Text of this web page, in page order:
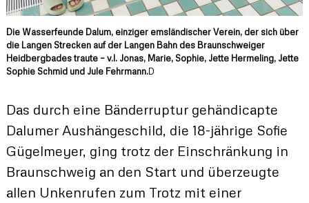
Die Wasserfeunde Dalum, einziger emsländischer Verein, der sich über
die Langen Strecken auf der Langen Bahn des Braunschweiger
Heidbergbades traute – v.l. Jonas, Marie, Sophie, Jette Hermeling, Jette
Sophie Schmid und Jule Fehrmann.D
Das durch eine Bänderruptur gehändicapte
Dalumer Aushängeschild, die 18-jährige Sofie
Gügelmeyer, ging trotz der Einschränkung in
Braunschweig an den Start und überzeugte
allen Unkenrufen zum Trotz mit einer